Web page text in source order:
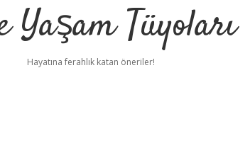
Yaşam Tüyoları
Hayatına ferahlık katan öneriler!